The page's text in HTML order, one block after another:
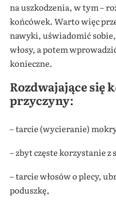
na uszkodzenia, w tym –
końcówek. Warto więc
nawyki, uświadomić
włosy, a potem
konieczne.
Rozdwajające się
przyczyny:
– tarcie (wycieranie)
– zbyt częste korzystanie
– tarcie włosów o plecy,
poduszkę,